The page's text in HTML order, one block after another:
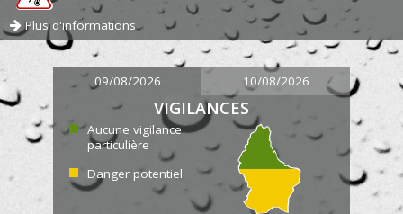
Plus d'informations
09/08/2026 10/08/2026
VIGILANCES
Aucune vigilance
particulière
Danger potentiel